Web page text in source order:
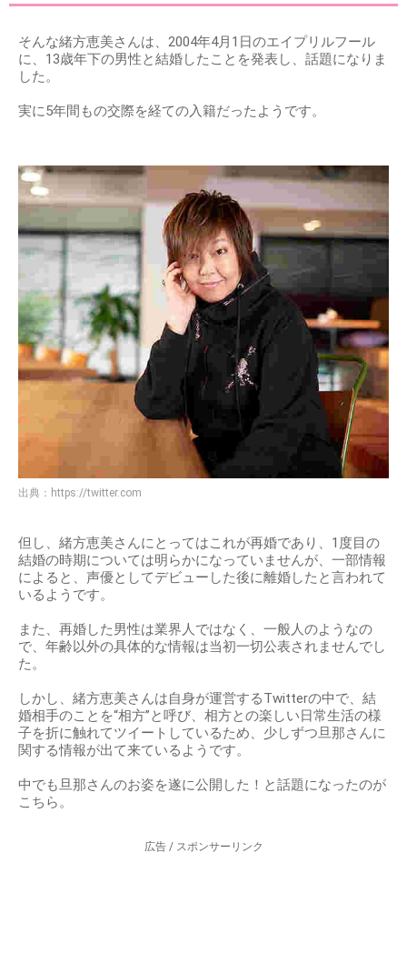
そんな緒方恵美さんは、2004年4月1日のエイプリルフール
に、13歳年下の男性と結婚したことを発表し、話題になりま
した。
実に5年間もの交際を経ての入籍だったようです。
出典： https://twitter.com
但し、緒方恵美さんにとってはこれが再婚であり、1度目の
結婚の時期については明らかになっていませんが、一部情報
によると、声優としてデビューした後に離婚したと言われて
いるようです。
また、再婚した男性は業界人ではなく、一般人のようなの
で、年齢以外の具体的な情報は当初一切公表されませんでし
た。
しかし、緒方恵美さんは自身が運営するTwitterの中で、結
婚相手のことを“相方”と呼び、相方との楽しい日常生活の様
子を折に触れてツイートしているため、少しずつ旦那さんに
関する情報が出て来ているようです。
中でも旦那さんのお姿を遂に公開した！と話題になったのが
こちら。
広告 / スポンサーリンク